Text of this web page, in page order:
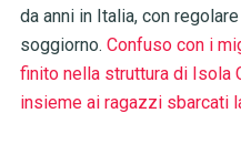
da anni in Italia, con
soggiorno. Confuso con i
finito nella struttura di Isola
insieme ai ragazzi sbarcati